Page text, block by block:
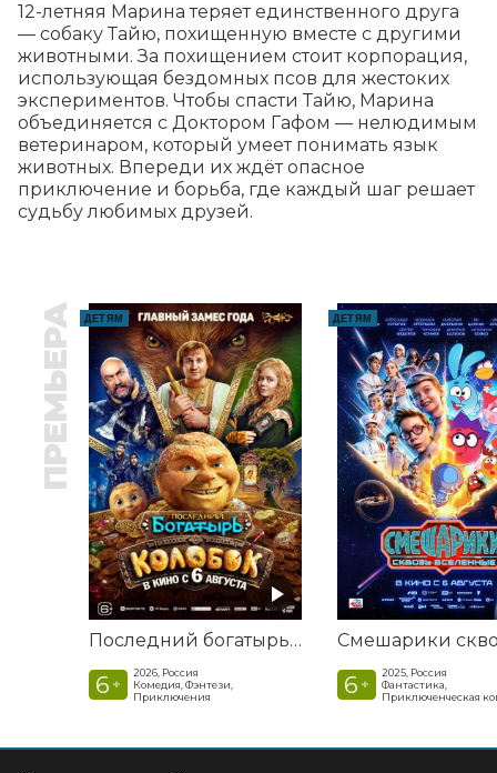
12-летняя Марина теряет единственного друга
— собаку Тайю, похищенную вместе с другими
животными. За похищением стоит корпорация,
использующая бездомных псов для жестоких
экспериментов. Чтобы спасти Тайю, Марина
объединяется с Доктором Гафом — нелюдимым
ветеринаром, который умеет понимать язык
животных. Впереди их ждёт опасное
приключение и борьба, где каждый шаг решает
судьбу любимых друзей.
ПРЕМЬЕРА ДЕТЯМ
Последний богатырь. Колобок
6 +
2026, Россия
Комедия, Фэнтези,
Приключения
ДЕТЯМ
6 +
2025, Россия
Фантастика,
Приключенческая